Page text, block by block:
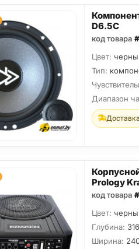
D6.5C
код товара
Цвет:
Тип:
Диапазон
Доставка
Prology
код товара
Цвет:
Глубина:
Ширина: